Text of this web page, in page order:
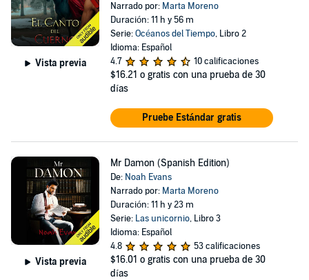
Vista previa
Narrado por: Marta Moreno
Duración: 11 h y 56 m
Serie:Océanos del Tiempo, Libro 2
Idioma: Español
4.7
10 calificaciones
$16.21 o gratis con una prueba de 30
días
Pruebe Estándar gratis
Vista previa
Mr Damon (Spanish Edition)
De: Noah Evans
Narrado por: Marta Moreno
Duración: 11 h y 23 m
Serie: Las unicornio, Libro 3
Idioma: Español
4.8
53 calificaciones
$16.01 o gratis con una prueba de 30
días